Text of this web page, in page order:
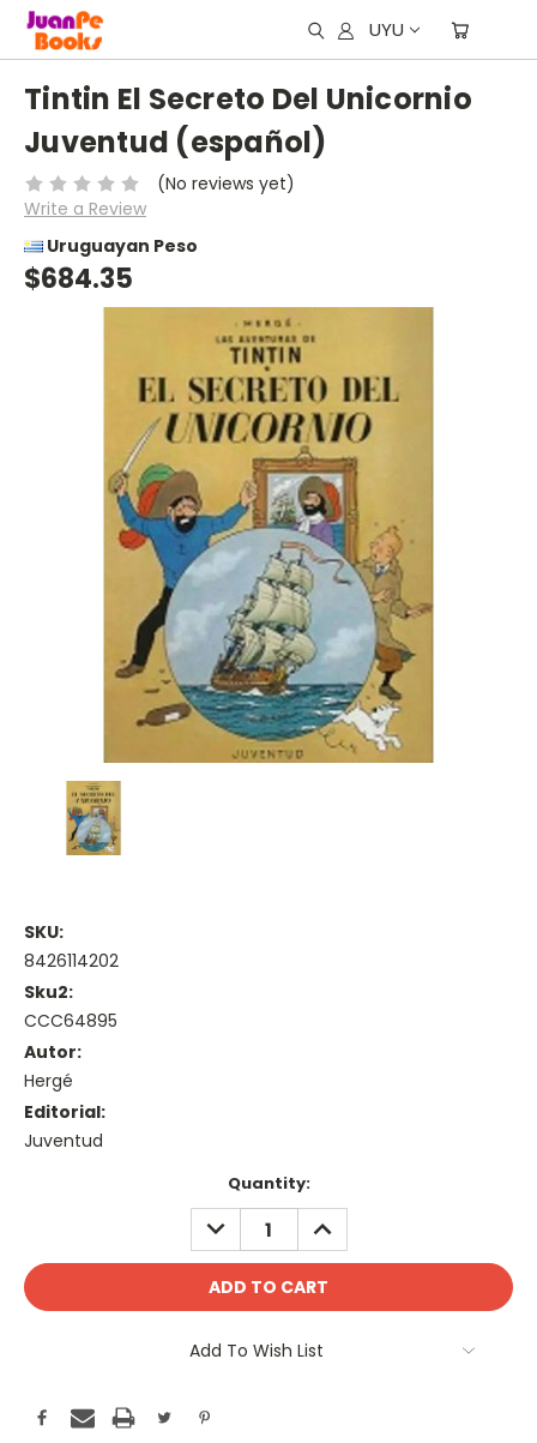
UYU
Tintin El Secreto Del Unicornio
Juventud (español)
(No reviews yet)
Write a Review
Uruguayan Peso
$684.35
SKU:
8426114202
Sku2:
CCC64895
Autor:
Hergé
Editorial:
Juventud
Quantity:
DECREASE
QUANTITY:
INCREASE
QUANTITY:
Add To Wish List